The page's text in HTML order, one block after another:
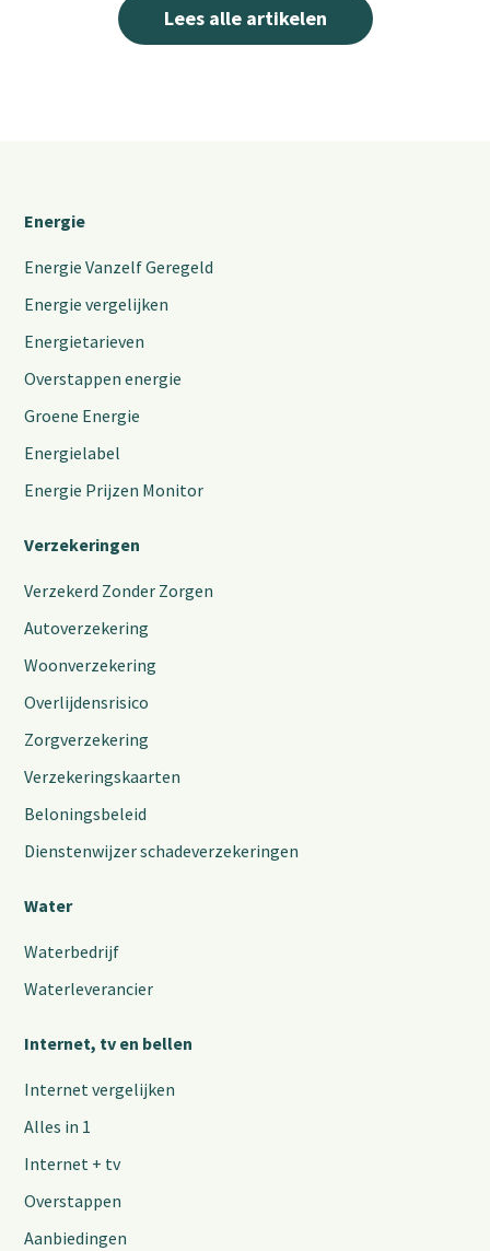
Lees alle artikelen
Energie
Energie Vanzelf Geregeld
Energie vergelijken
Energietarieven
Overstappen energie
Groene Energie
Energielabel
Energie Prijzen Monitor
Verzekeringen
Verzekerd Zonder Zorgen
Autoverzekering
Woonverzekering
Overlijdensrisico
Zorgverzekering
Verzekeringskaarten
Beloningsbeleid
Dienstenwijzer schadeverzekeringen
Water
Waterbedrijf
Waterleverancier
Internet, tv en bellen
Internet vergelijken
Alles in 1
Internet + tv
Overstappen
Aanbiedingen